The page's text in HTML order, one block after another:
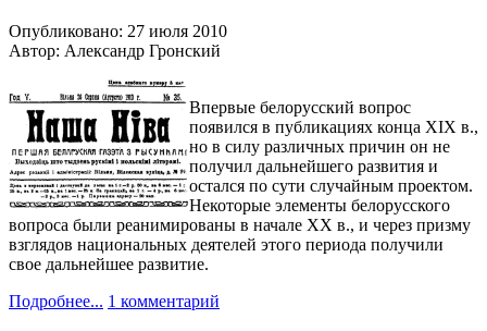
Опубликовано: 27 июля 2010
Автор: Александр Гронский
Впервые белорусский вопрос
появился в публикациях конца XIX в.,
но в силу различных причин он не
получил дальнейшего развития и
остался по сути случайным проектом.
Некоторые элементы белорусского
вопроса были реанимированы в начале ХХ в., и через призму
взглядов национальных деятелей этого периода получили
свое дальнейшее развитие.
Подробнее... 1 комментарий